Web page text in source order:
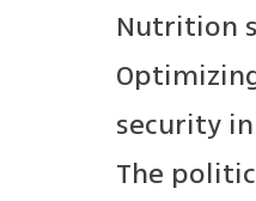
Nutrition
security
The